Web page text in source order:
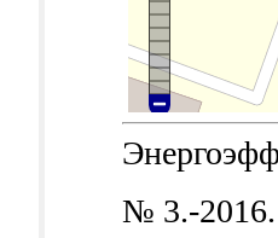
№ 3.-2016.